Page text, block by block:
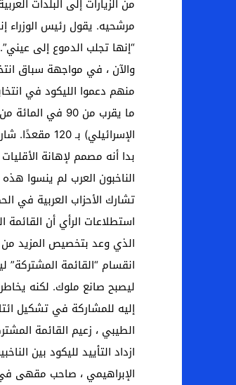
مرشحيه. يقول رئيس الوزراء
“إنها تجلب الدموع إلى عيني”.
منهم دعموا الليكود في
بدا أنه مصمم لإهانة
الناخبون العرب لم ينسوا
تشارك الأحزاب العربية في
استطلاعات الرأي أن
الذي وعد بتخصيص المزيد من
انقسام “القائمة
إليه للمشاركة في تشكيل
الطيبي ، زعيم القائمة
ازداد التأييد لليكود بين
الإبراهيمي ، صاحب مقهى